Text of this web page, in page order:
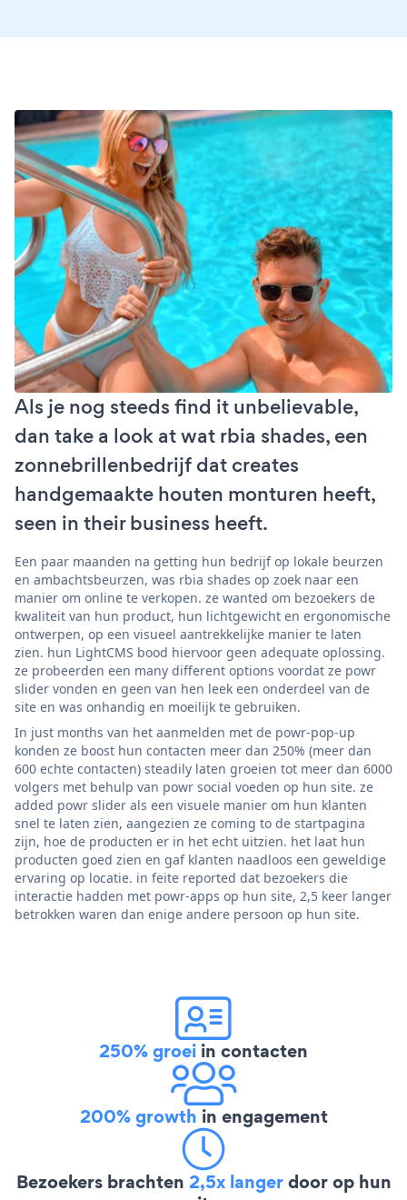
Als je nog steeds find it unbelievable,
dan take a look at wat rbia shades, een
zonnebrillenbedrijf dat creates
handgemaakte houten monturen heeft,
seen in their business heeft.
Een paar maanden na getting hun bedrijf op lokale beurzen
en ambachtsbeurzen, was rbia shades op zoek naar een
manier om online te verkopen. ze wanted om bezoekers de
kwaliteit van hun product, hun lichtgewicht en ergonomische
ontwerpen, op een visueel aantrekkelijke manier te laten
zien. hun LightCMS bood hiervoor geen adequate oplossing.
ze probeerden een many different options voordat ze powr
slider vonden en geen van hen leek een onderdeel van de
site en was onhandig en moeilijk te gebruiken.
In just months van het aanmelden met de powr-pop-up
konden ze boost hun contacten meer dan 250% (meer dan
600 echte contacten) steadily laten groeien tot meer dan 6000
volgers met behulp van powr social voeden op hun site. ze
added powr slider als een visuele manier om hun klanten
snel te laten zien, aangezien ze coming to de startpagina
zijn, hoe de producten er in het echt uitzien. het laat hun
producten goed zien en gaf klanten naadloos een geweldige
ervaring op locatie. in feite reported dat bezoekers die
interactie hadden met powr-apps op hun site, 2,5 keer langer
betrokken waren dan enige andere persoon op hun site.
250% groei in contacten
200% growth in engagement
Bezoekers brachten 2,5x langerdoor op hun